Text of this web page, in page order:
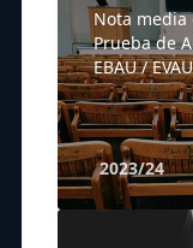
Nota
Prueba de
EBAU /
2023/24